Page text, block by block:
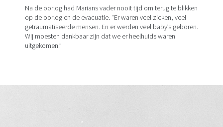
Na de oorlog had Marians vader nooit tijd om terug te blikken
op de oorlog en de evacuatie. “Er waren veel zieken, veel
getraumatiseerde mensen. En er werden veel baby’s geboren.
Wij moesten dankbaar zijn dat we er heelhuids waren
uitgekomen.”